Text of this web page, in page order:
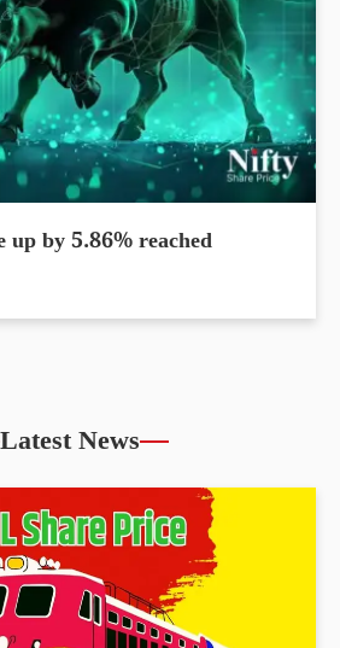
up by 5.86% reached
Latest News